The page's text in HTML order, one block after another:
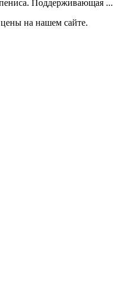
Поддерживающая ...
на нашем сайте.